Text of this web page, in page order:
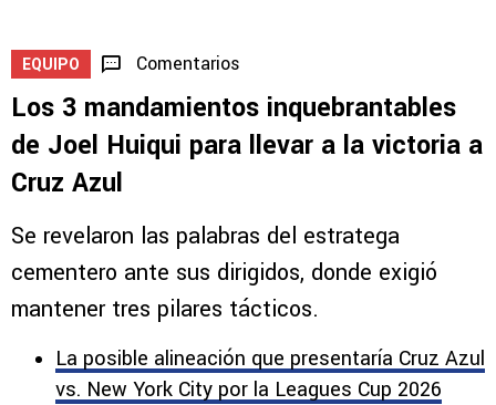
EQUIPO Comentarios
Los 3 mandamientos inquebrantables
de Joel Huiqui para llevar a la victoria a
Cruz Azul
Se revelaron las palabras del estratega
cementero ante sus dirigidos, donde exigió
mantener tres pilares tácticos.
La posible alineación que presentaría Cruz Azul
vs. New York City por la Leagues Cup 2026